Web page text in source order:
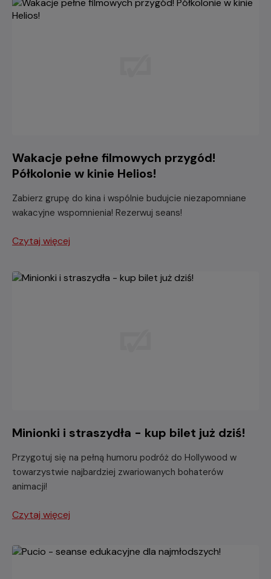
Wakacje pełne filmowych przygód!
Półkolonie w kinie Helios!
Zabierz grupę do kina i wspólnie budujcie niezapomniane
wakacyjne wspomnienia! Rezerwuj seans!
Czytaj więcej
Minionki i straszydła - kup bilet już dziś!
Przygotuj się na pełną humoru podróż do Hollywood w
towarzystwie najbardziej zwariowanych bohaterów
animacji!
Czytaj więcej